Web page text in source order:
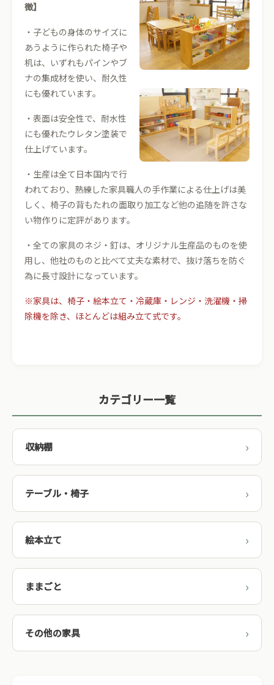
徴】
・子どもの身体のサイズに
あうように作られた椅子や
机は、いずれもパインやブ
ナの集成材を使い、耐久性
にも優れています。
・表面は安全性で、耐水性
にも優れたウレタン塗装で
仕上げています。
・生産は全て日本国内で行
われており、熟練した家具職人の手作業による仕上げは美
しく、椅子の背もたれの面取り加工など他の追随を許さな
い物作りに定評があります。
・全ての家具のネジ・釘は、オリジナル生産品のものを使
用し、他社のものと比べて丈夫な素材で、抜け落ちを防ぐ
為に長寸設計になっています。
※家具は、椅子・絵本立て・冷蔵庫・レンジ・洗濯機・掃
除機を除き、ほとんどは組み立て式です。
カテゴリー一覧
収納棚
テーブル・椅子
絵本立て
ままごと
その他の家具